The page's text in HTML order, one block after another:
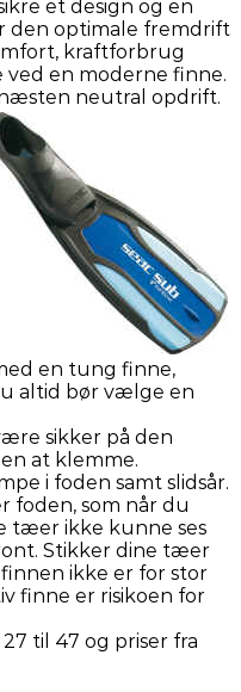
et design og en
den optimale fremdrift
kraftforbrug
en moderne finne.
neutral opdrift.
en tung finne,
altid bør vælge en
sikker på den
at klemme.
i foden samt slidsår.
foden, som når du
tæer ikke kunne ses
Stikker dine tæer
ikke er for stor
finne er risikoen for
til 47 og priser fra